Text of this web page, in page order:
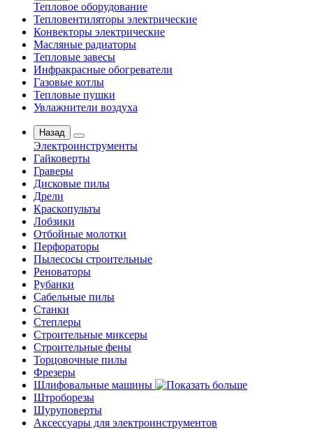
Тепловое оборудование
Тепловентиляторы электрические
Конвекторы электрические
Масляные радиаторы
Тепловые завесы
Инфракрасные обогреватели
Газовые котлы
Тепловые пушки
Увлажнители воздуха
Назад
Электроинструменты
Гайковерты
Граверы
Дисковые пилы
Дрели
Краскопульты
Лобзики
Отбойные молотки
Перфораторы
Пылесосы строительные
Реноваторы
Рубанки
Сабельные пилы
Станки
Степлеры
Строительные миксеры
Строительные фены
Торцовочные пилы
Фрезеры
Шлифовальные машины
Штроборезы
Шуруповерты
Аксессуары для электроинструментов